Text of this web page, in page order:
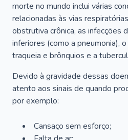
morte no mundo inclui várias
relacionadas às vias
obstrutiva crônica, as infecções
inferiores (como a pneumonia),
traqueia e brônquios e a
Devido à gravidade dessas
atento aos sinais de quando
por exemplo:
Cansaço sem esforço;